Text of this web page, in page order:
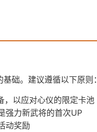
础。建议遵循以下原则：
以应对心仪的限定卡池
强力新武将的首次UP
动奖励